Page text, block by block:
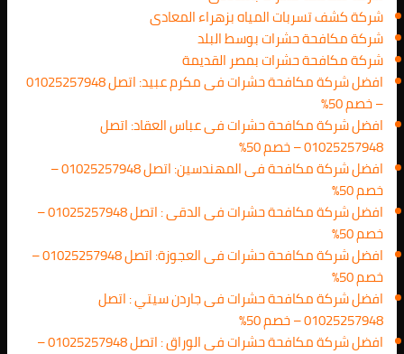
شركة كشف تسربات المياه بزهراء المعادى
شركة مكافحة حشرات بوسط البلد
شركة مكافحة حشرات بمصر القديمة
افضل شركة مكافحة حشرات فى مكرم عبيد: اتصل 01025257948
– خصم 50%
افضل شركة مكافحة حشرات فى عباس العقاد: اتصل
01025257948 – خصم 50%
افضل شركة مكافحة فى المهندسين: اتصل 01025257948 –
خصم 50%
افضل شركة مكافحة حشرات فى الدقى : اتصل 01025257948 –
خصم 50%
افضل شركة مكافحة حشرات فى العجوزة: اتصل 01025257948 –
خصم 50%
افضل شركة مكافحة حشرات فى جاردن سيتي : اتصل
01025257948 – خصم 50%
افضل شركة مكافحة حشرات فى الوراق : اتصل 01025257948 –